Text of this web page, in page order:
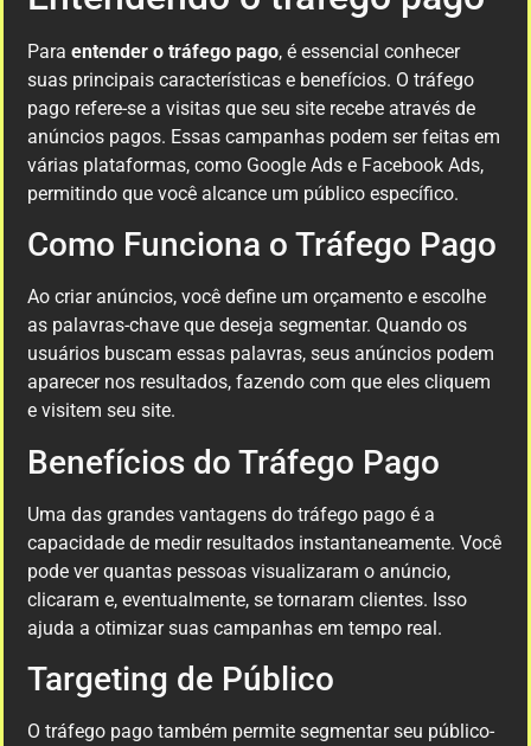
Para entender o tráfego pago, é essencial conhecer
suas principais características e benefícios. O tráfego
pago refere-se a visitas que seu site recebe através de
anúncios pagos. Essas campanhas podem ser feitas em
várias plataformas, como Google Ads e Facebook Ads,
permitindo que você alcance um público específico.
Como Funciona o Tráfego Pago
Ao criar anúncios, você define um orçamento e escolhe
as palavras-chave que deseja segmentar. Quando os
usuários buscam essas palavras, seus anúncios podem
aparecer nos resultados, fazendo com que eles cliquem
e visitem seu site.
Benefícios do Tráfego Pago
Uma das grandes vantagens do tráfego pago é a
capacidade de medir resultados instantaneamente. Você
pode ver quantas pessoas visualizaram o anúncio,
clicaram e, eventualmente, se tornaram clientes. Isso
ajuda a otimizar suas campanhas em tempo real.
Targeting de Público
O tráfego pago também permite segmentar seu público-